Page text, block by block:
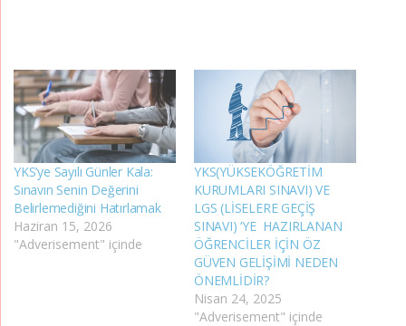
YKS’ye Sayılı Günler Kala:
Sınavın Senin Değerini
Belirlemediğini Hatırlamak
Haziran 15, 2026
"Adverisement" içinde
YKS(YÜKSEKÖĞRETİM
KURUMLARI SINAVI) VE
LGS (LİSELERE GEÇİŞ
SINAVI) ‘YE HAZIRLANAN
ÖĞRENCİLER İÇİN ÖZ
GÜVEN GELİŞİMİ NEDEN
ÖNEMLİDİR?
Nisan 24, 2025
"Adverisement" içinde